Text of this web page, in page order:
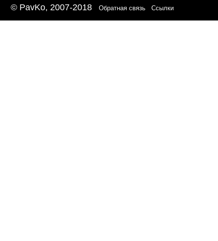
© PavKo, 2007-2018 Обратная связь Ссылки